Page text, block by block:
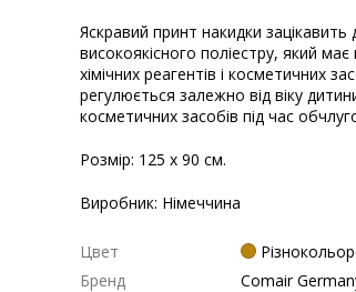
Яскравий принт накидки
високоякісного поліестру, який
хімічних реагентів і косметичних
регулюється залежно від віку
косметичних засобів під час
Розмір: 125 х 90 см.
Виробник: Німеччина
Цвет
Бренд
Comair